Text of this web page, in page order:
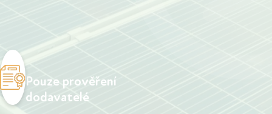
Pouze prověření
dodavatelé